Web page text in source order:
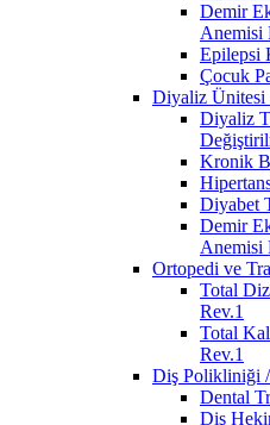
Demir
Anemisi
Epilepsi
Çocuk
Diyaliz Ünitesi
Diyaliz
Kronik
Diyabet
Demir
Anemisi
Ortopedi ve
Total
Rev.1
Total
Rev.1
Diş Polikliniği /
Dental
Diş